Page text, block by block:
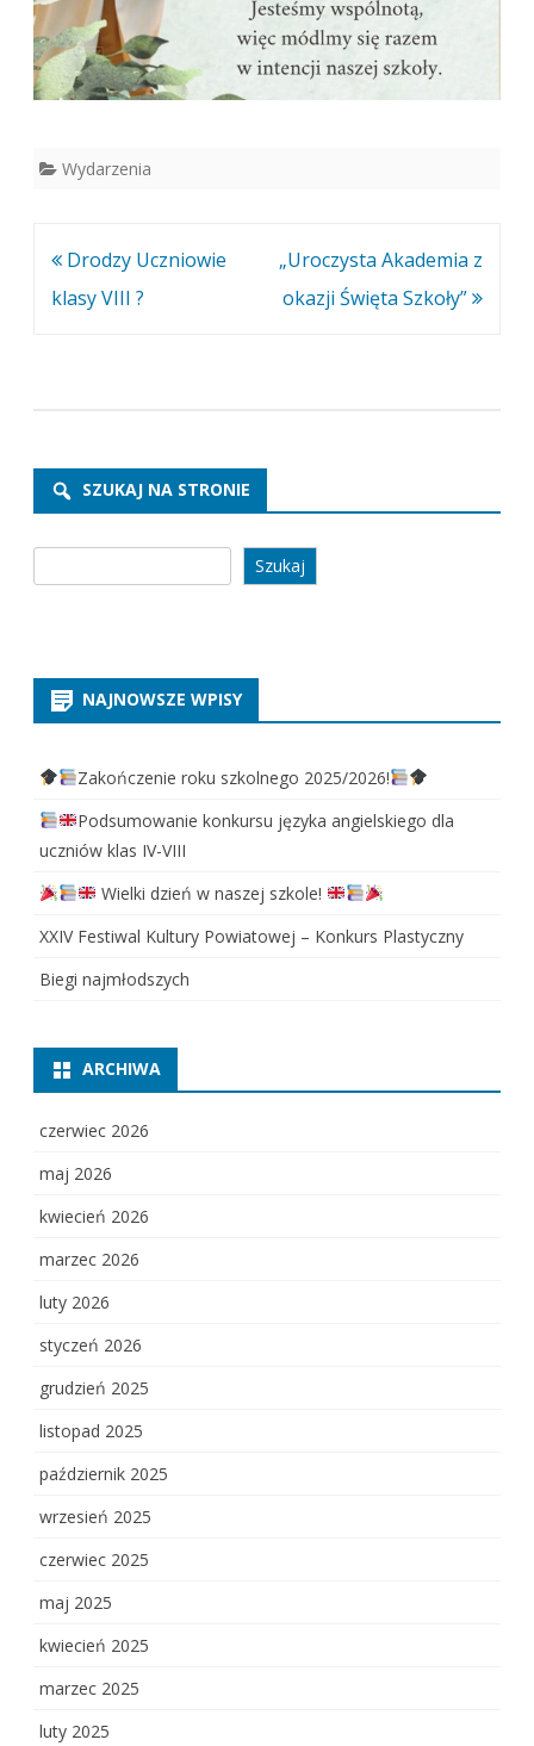
Wydarzenia
Nawigacja
wpisu
Drodzy Uczniowie
klasy VIII ?
„Uroczysta Akademia z
okazji Święta Szkoły”
SZUKAJ NA STRONIE
Szukaj
NAJNOWSZE WPISY
Zakończenie roku szkolnego 2025/2026!
Podsumowanie konkursu języka angielskiego dla
uczniów klas IV-VIII
Wielki dzień w naszej szkole!
XXIV Festiwal Kultury Powiatowej – Konkurs Plastyczny
Biegi najmłodszych
ARCHIWA
czerwiec 2026
maj 2026
kwiecień 2026
marzec 2026
luty 2026
styczeń 2026
grudzień 2025
listopad 2025
październik 2025
wrzesień 2025
czerwiec 2025
maj 2025
kwiecień 2025
marzec 2025
luty 2025